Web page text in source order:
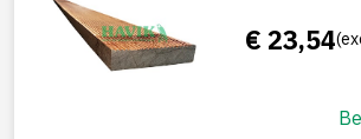
€ 23,54